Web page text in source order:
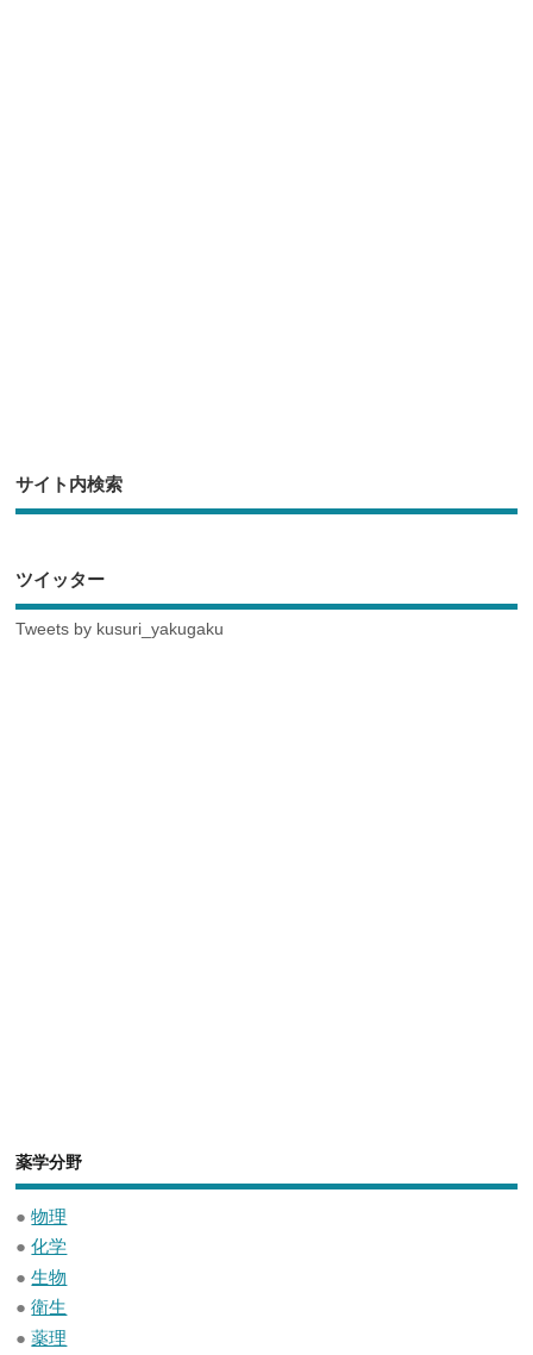
サイト内検索
ツイッター
Tweets by kusuri_yakugaku
薬学分野
●物理
●化学
●生物
●衛生
●薬理